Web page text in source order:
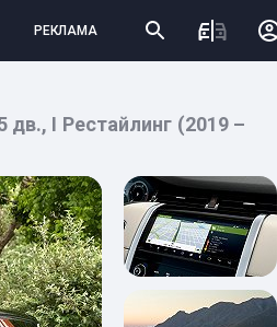
РЕКЛАМА
I Рестайлинг (2019 –